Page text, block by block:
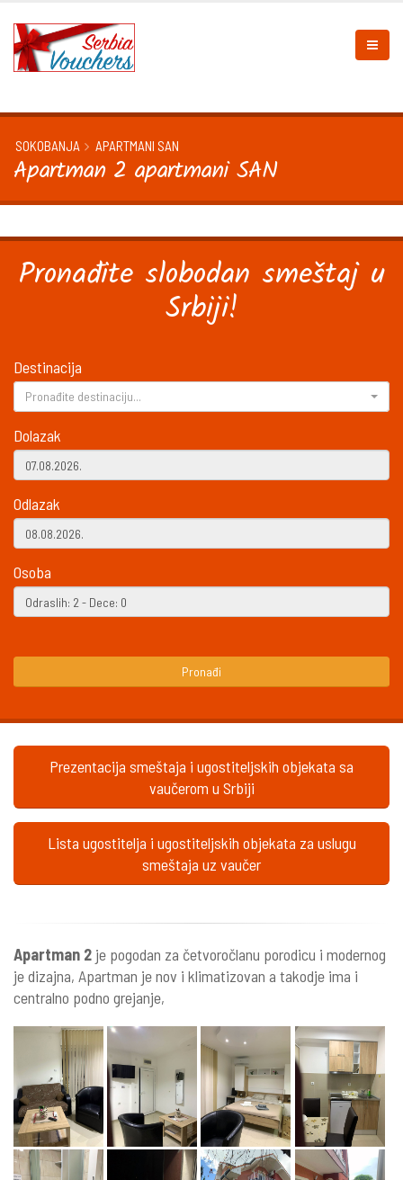
SOKOBANJA APARTMANI SAN
Apartman 2 apartmani SAN
Pronađite slobodan smeštaj u
Srbiji!
Destinacija
Pronađite destinaciju...
Dolazak
Odlazak
Osoba
Pronađi
Prezentacija smeštaja i ugostiteljskih objekata sa
vaučerom u Srbiji
Lista ugostitelja i ugostiteljskih objekata za uslugu
smeštaja uz vaučer
Apartman 2 je pogodan za četvoročlanu porodicu i modernog
je dizajna, Apartman je nov i klimatizovan a takodje ima i
centralno podno grejanje,